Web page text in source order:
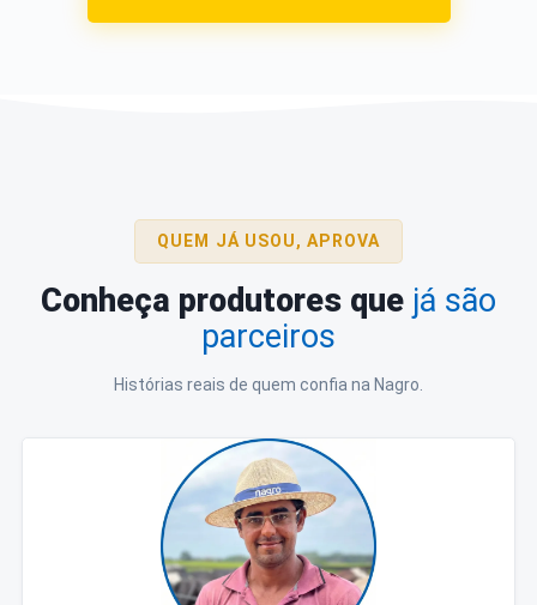
QUEM JÁ USOU, APROVA
Conheça produtores que já são
parceiros
Histórias reais de quem confia na Nagro.